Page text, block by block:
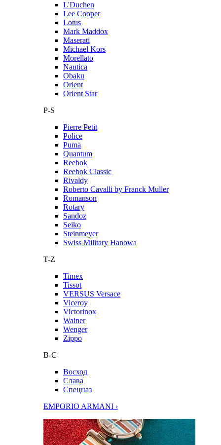
L'Duchen
Lee Cooper
Lotus
Mark Maddox
Maserati
Michael Kors
Morellato
Nautica
Obaku
Orient
Orient Star
P-S
Pierre Petit
Police
Puma
Quantum
Reebok
Reebok Classic
Rivaldy
Roberto Cavalli by Franck Muller
Romanson
Rotary
Sandoz
Seiko
Steinmeyer
Swiss Military Hanowa
T-Z
Timex
Tissot
VERSUS Versace
Viceroy
Victorinox
Wainer
Wenger
Zippo
В-С
Восход
Слава
Спецназ
EMPORIO ARMANI ›